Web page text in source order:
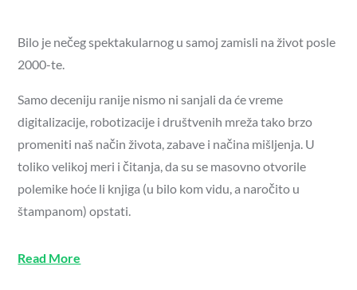
Bilo je nečeg spektakularnog u samoj zamisli na život posle
2000-te.
Samo deceniju ranije nismo ni sanjali da će vreme
digitalizacije, robotizacije i društvenih mreža tako brzo
promeniti naš način života, zabave i načina mišljenja. U
toliko velikoj meri i čitanja, da su se masovno otvorile
polemike hoće li knjiga (u bilo kom vidu, a naročito u
štampanom) opstati.
Read More